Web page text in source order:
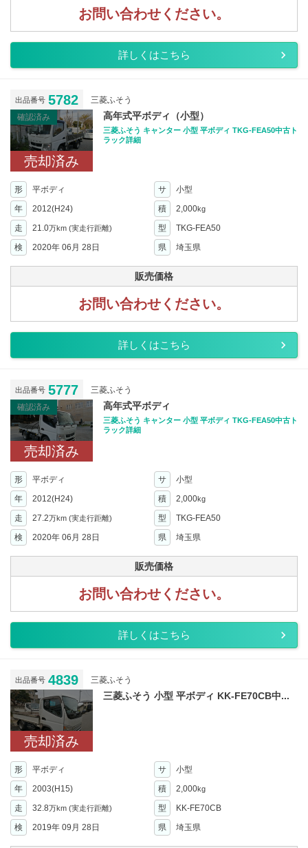
お問い合わせください。
詳しくはこちら
出品番号 5782
三菱ふそう
確認済み
売却済み
高年式平ボディ（小型）
三菱ふそう キャンター 小型 平ボディ TKG-FEA50中古ト
ラック詳細
形 平ボディ サ
小型
年
2012(H24) 積 2,000kg
走 21.0万km (実走行距離) 型
TKG-FEA50
検
2020年 06月 28日 県 埼玉県
販売価格
お問い合わせください。
詳しくはこちら
出品番号 5777
三菱ふそう
確認済み
売却済み
高年式平ボディ
三菱ふそう キャンター 小型 平ボディ TKG-FEA50中古ト
ラック詳細
形 平ボディ サ
小型
年
2012(H24) 積 2,000kg
走 27.2万km (実走行距離) 型
TKG-FEA50
検
2020年 06月 28日 県 埼玉県
販売価格
お問い合わせください。
詳しくはこちら
出品番号 4839 三菱ふそう
売却済み
三菱ふそう 小型 平ボディ KK-FE70CB中...
形 平ボディ サ
小型
年
2003(H15) 積 2,000kg
走 32.8万km (実走行距離) 型
KK-FE70CB
検
2019年 09月 28日 県 埼玉県